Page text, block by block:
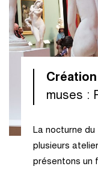
muses :
La nocturne
plusieurs
présentons un